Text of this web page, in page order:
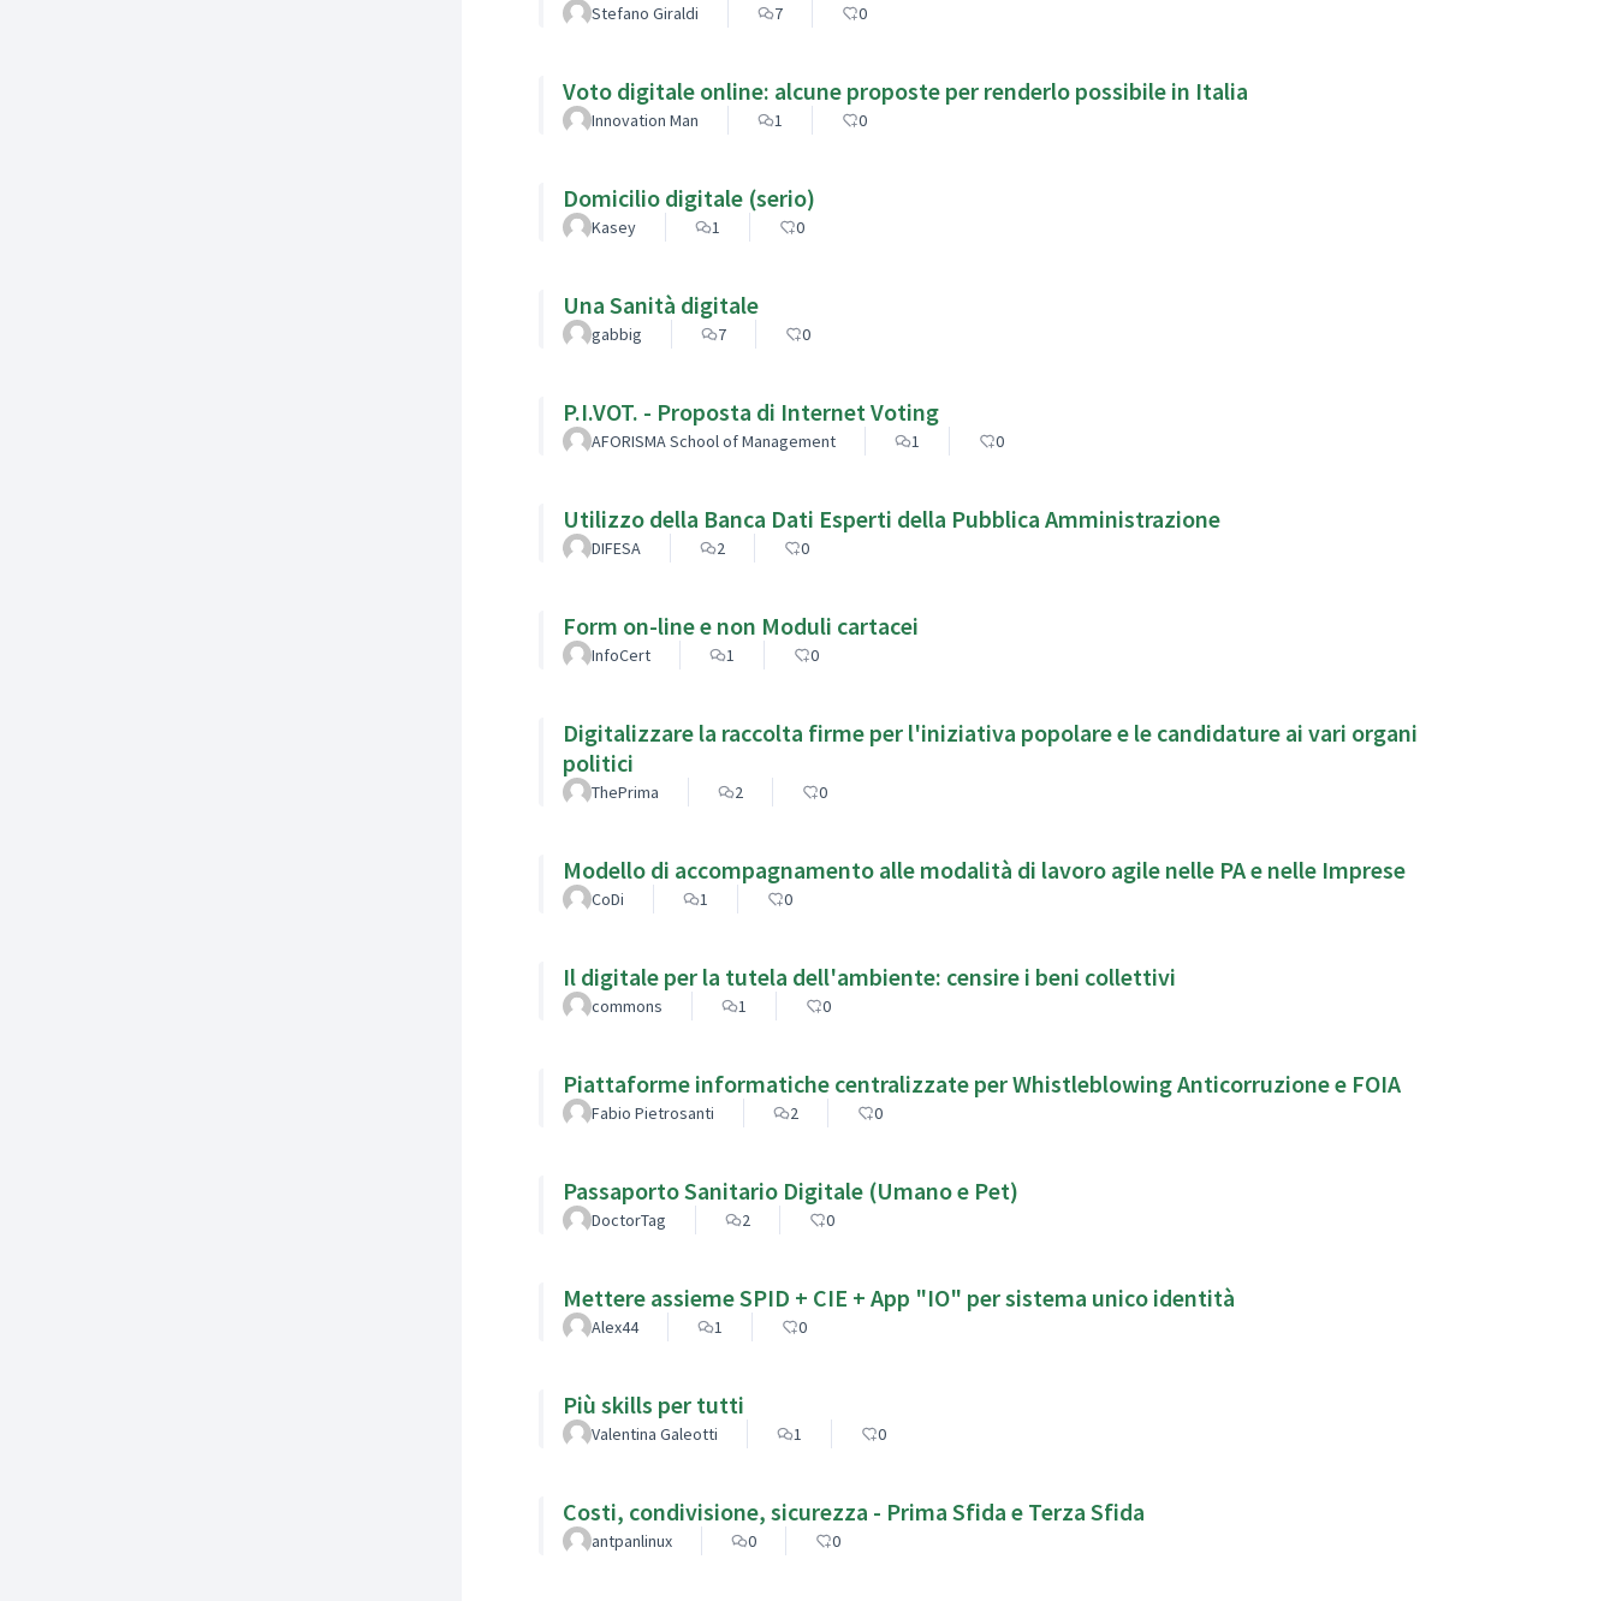
Stefano Giraldi 7 0
Voto digitale online: alcune proposte per renderlo possibile in Italia
Innovation Man 1 0
Domicilio digitale (serio)
Kasey 1 0
Una Sanità digitale
gabbig 7 0
P.I.VOT. - Proposta di Internet Voting
AFORISMA School of Management 1 0
Utilizzo della Banca Dati Esperti della Pubblica Amministrazione
DIFESA 2 0
Form on-line e non Moduli cartacei
InfoCert 1 0
Digitalizzare la raccolta firme per l'iniziativa popolare e le candidature ai vari organi
politici
ThePrima 2 0
Modello di accompagnamento alle modalità di lavoro agile nelle PA e nelle Imprese
CoDi 1 0
Il digitale per la tutela dell'ambiente: censire i beni collettivi
commons 1 0
Piattaforme informatiche centralizzate per Whistleblowing Anticorruzione e FOIA
Fabio Pietrosanti 2 0
Passaporto Sanitario Digitale (Umano e Pet)
DoctorTag 2 0
Mettere assieme SPID + CIE + App "IO" per sistema unico identità
Alex44 1 0
Più skills per tutti
Valentina Galeotti 1 0
Costi, condivisione, sicurezza - Prima Sfida e Terza Sfida
antpanlinux 0 0